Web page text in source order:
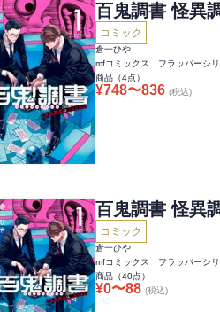
百鬼調書 怪異
コミック
倉一ひや
mfコミックス フラッパーシ
商品（4点）
¥748〜836 (税込)
百鬼調書 怪異
コミック
倉一ひや
mfコミックス フラッパーシ
商品（40点）
¥0〜88 (税込)